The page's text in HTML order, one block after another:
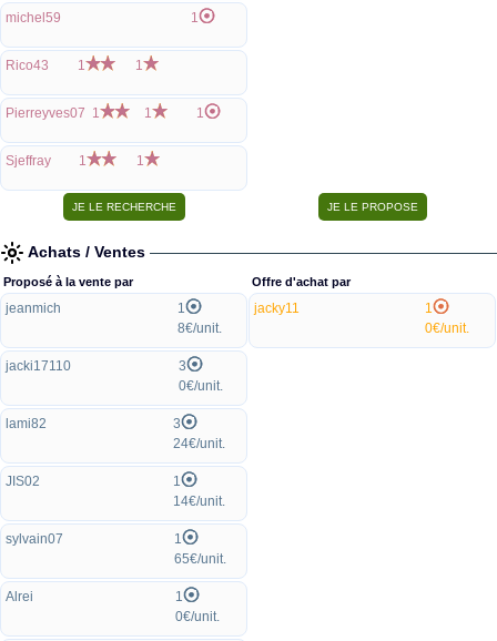
michel59 1
Rico43 1 1
Pierreyves07 1 1 1
Sjeffray 1 1
Achats / Ventes
Proposé à la vente par
jeanmich
1
8€/unit.
jacki17110
3
0€/unit.
lami82
3
24€/unit.
JIS02
1
14€/unit.
sylvain07
1
65€/unit.
Alrei
1
0€/unit.
Offre d'achat par
jacky11
1
0€/unit.